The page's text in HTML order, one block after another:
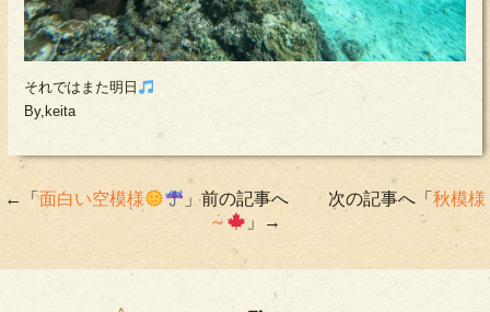
それではまた明日
By,keita
←「面白い空模様 」前の記事へ 次の記事へ「秋模様
～
」→